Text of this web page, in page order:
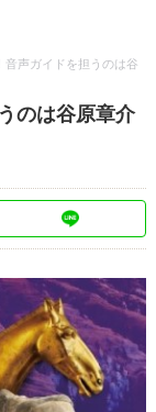
声ガイドを担うのは谷
のは谷原章介